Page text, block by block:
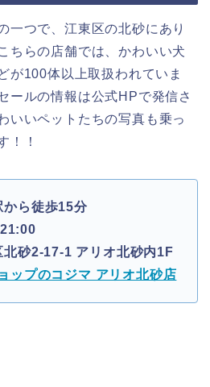
一つで、江東区の北砂にあり
ちらの店舗では、かわいい犬
が100体以上取扱われていま
ールの情報は公式HPで発信さ
いいペットたちの写真も乗っ
！！
から徒歩15分
北砂2-17-1 アリオ北砂内1F
ップのコジマ アリオ北砂店